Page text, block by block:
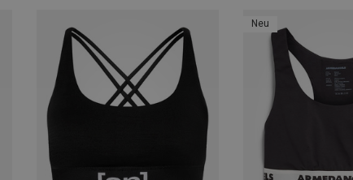
Neu